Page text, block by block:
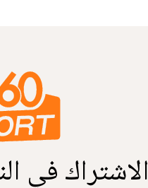
الاشتراك في